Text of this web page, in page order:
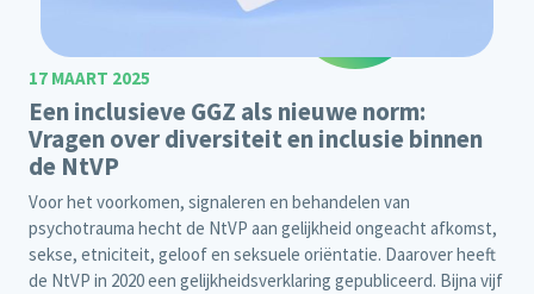
17 MAART 2025
Een inclusieve GGZ als nieuwe norm:
Vragen over diversiteit en inclusie binnen
de NtVP
Voor het voorkomen, signaleren en behandelen van
psychotrauma hecht de NtVP aan gelijkheid ongeacht afkomst,
sekse, etniciteit, geloof en seksuele oriëntatie. Daarover heeft
de NtVP in 2020 een gelijkheidsverklaring gepubliceerd. Bijna vijf